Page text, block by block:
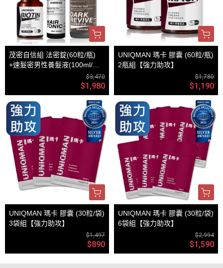
茂密自信組 法密錠(60粒/瓶)
+速髮密男性養髮液(100ml/瓶)
+蔘黑強韌洗髮精(400ml/瓶)$3,470
$1,980
UNIQMAN 瑪卡 膠囊 (60粒/瓶)
2瓶組【強力助攻】
$1,780
$1,190
UNIQMAN 瑪卡 膠囊 (30粒/袋)
3袋組【強力助攻】
$1,497
$890
UNIQMAN 瑪卡 膠囊 (30粒/袋)
6袋組【強力助攻】
$2,994
$1,590